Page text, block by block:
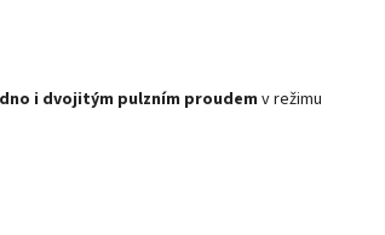
i dvojitým pulzním proudem v režimu